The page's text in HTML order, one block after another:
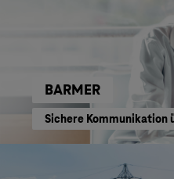
BARMER
Sichere Kommunikation